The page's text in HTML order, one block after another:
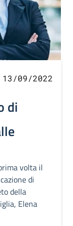
13/09/2022
di
volta il
di
della
Elena